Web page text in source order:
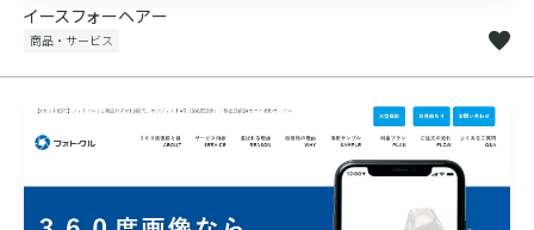
イースフォーヘアー
商品・サービス